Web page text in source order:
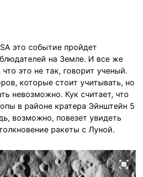
это событие пройдет
на Земле. И все же
что это не так, говорит ученый.
которые стоит учитывать, но
невозможно. Кук считает, что
в районе кратера Эйнштейн 5
возможно, повезет увидеть
ракеты с Луной.